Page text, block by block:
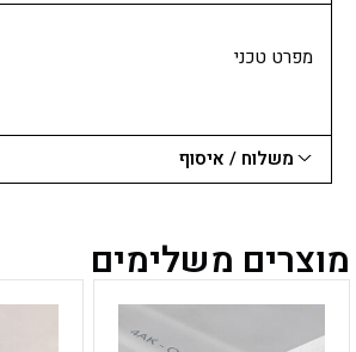
מפרט טכני
משלוח / איסוף
מוצרים משלימים